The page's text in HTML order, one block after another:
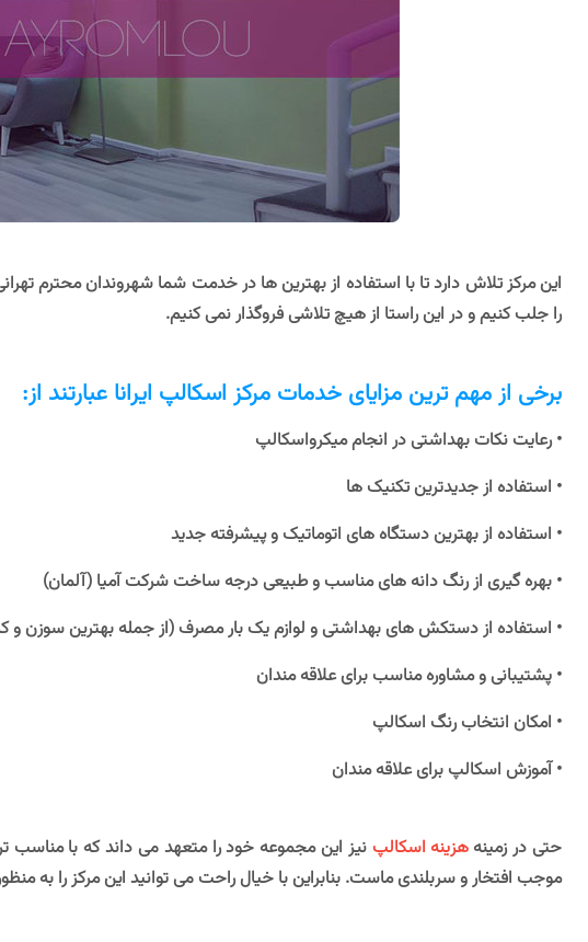
این مرکز تلاش دارد تا با استفاده از بهترین ها در خدمت شما شهروندان محترم
را جلب کنیم و در این راستا از هیچ تلاشی فروگذار نمی کنیم.
برخی از مهم ترین مزایای خدمات مرکز اسکالپ ایرانا عبارتند از:
• رعایت نکات بهداشتی در انجام میکرواسکالپ
• استفاده از جدیدترین تکنیک ها
• استفاده از بهترین دستگاه های اتوماتیک و پیشرفته جدید
• بهره گیری از رنگ دانه های مناسب و طبیعی درجه ساخت شرکت آمیا (آلمان)
• استفاده از دستکش های بهداشتی و لوازم یک بار مصرف (از جمله بهترین سوزن و
• پشتیبانی و مشاوره مناسب برای علاقه مندان
• امکان انتخاب رنگ اسکالپ
• آموزش اسکالپ برای علاقه مندان
حتی در زمینههزینه اسکالپ نیز این مجموعه خود را متعهد می داند که با
موجب افتخار و سربلندی ماست. بنابراین با خیال راحت می توانید این مرکز را به